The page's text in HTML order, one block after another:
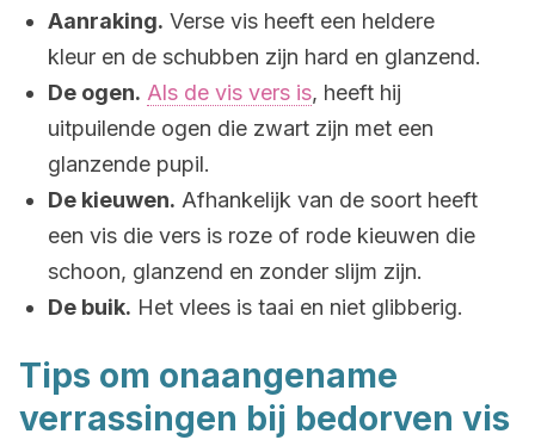
Aanraking. Verse vis heeft een heldere
kleur en de schubben zijn hard en glanzend.
De ogen. Als de vis vers is, heeft hij
uitpuilende ogen die zwart zijn met een
glanzende pupil.
De kieuwen. Afhankelijk van de soort heeft
een vis die vers is roze of rode kieuwen die
schoon, glanzend en zonder slijm zijn.
De buik. Het vlees is taai en niet glibberig.
Tips om onaangename
verrassingen bij bedorven vis